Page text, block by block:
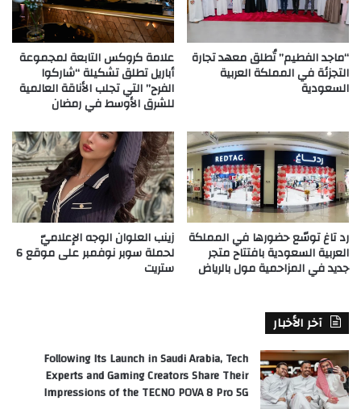
“ماجد الفطيم” تُطلق معهد تجارة
التجزئة في المملكة العربية
السعودية
علامة كروكس التابعة لمجموعة
أباريل تطلق تشكيلة “شاركوا
الفرح” التي تجلب الأناقة العالمية
للشرق الأوسط في رمضان
رد تاغ توسّع حضورها في المملكة
العربية السعودية بافتتاح متجر
جديد في المزاحمية مول بالرياض
زينب العلوان الوجه الإعلاميّ
لحملة سوبر نوفمبر على موقع 6
ستريت
آخر الأخبار
Following Its Launch in Saudi Arabia, Tech
Experts and Gaming Creators Share Their
Impressions of the TECNO POVA 8 Pro 5G